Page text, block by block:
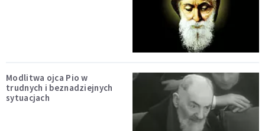
Modlitwa ojca Pio w
trudnych i beznadziejnych
sytuacjach